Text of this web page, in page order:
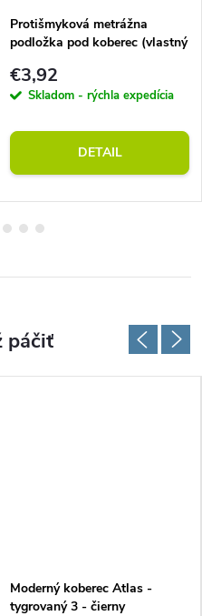
Protišmyková metrážna
podložka pod koberec (vlastný
€3,92
Skladom - rýchla expedícia
DETAIL
Moderný koberec Atlas -
tygrovaný 3 - čierny